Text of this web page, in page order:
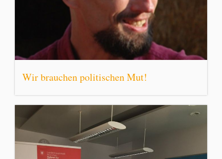
Wir brauchen politischen Mut!